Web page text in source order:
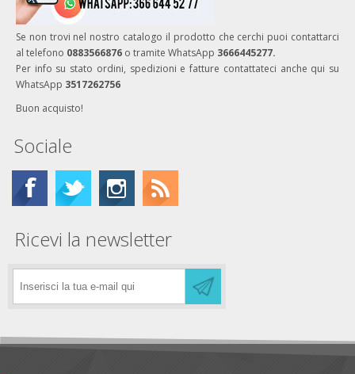
Se non trovi nel nostro catalogo il prodotto che cerchi puoi contattarci
al telefono 0883566876 o tramite WhatsApp 3666445277.
Per info su stato ordini, spedizioni e fatture contattateci anche qui su
WhatsApp 3517262756
Buon acquisto!
Sociale
Ricevi la newsletter